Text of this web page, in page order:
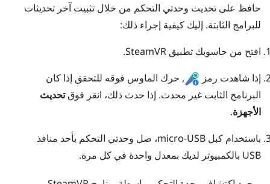
حافظ على تحديث وحدتي التحكم من خلال تثبيت آخر تحديثات
للبرامج الثابتة. إليك كيفية إجراء ذلك:
افتح من حاسوبك تطبيق SteamVR
.
إذا شاهدت رمز
, حرك الماوس فوقه للتحقق إذا كان
البرنامج الثابت غير محدث. إذا حدث ذلك، انقر فوقتحديث
الأجهزة.
باستخدام كبل micro-USB، صل وحدتي التحكم بأحد منافذ
USB بالكمبيوتر لديك بمعدل واحدة في كل مرة.